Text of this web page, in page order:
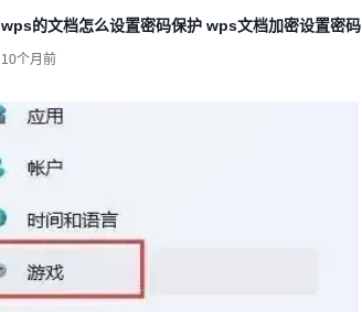
wps的文档怎么设置密码保护 wps文档加密设置密码
10个月前